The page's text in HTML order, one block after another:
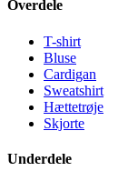
Overdele
T-shirt
Bluse
Cardigan
Sweatshirt
Hættetrøje
Skjorte
Underdele